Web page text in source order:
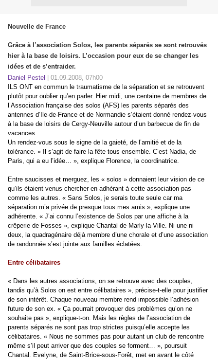
Nouvelle de France
Grâce à l’association Solos, les parents séparés se sont retrouvés
hier à la base de loisirs. L’occasion pour eux de se changer les
idées et de s’entraider.
Daniel Pestel
| 01.09.2008, 07h00
ILS ONT en commun le traumatisme de la séparation et se retrouvent
plutôt pour oublier qu’en parler. Hier midi, une centaine de membres de
l’Association française des solos (AFS) les parents séparés des
antennes d’Ile-de-France et de Normandie s’étaient donné rendez-vous
à la base de loisirs de Cergy-Neuville autour d’un barbecue de fin de
vacances.
Un rendez-vous sous le signe de la gaieté, de l’amitié et de la
tolérance. « Il s’agit de faire la fête tous ensemble. C’est Nadia, de
Paris, qui a eu l’idée… », explique Florence, la coordinatrice.
Entre saucisses et merguez, les « solos » donnaient leur vision de ce
qu’ils étaient venus chercher en adhérant à cette association pas
comme les autres. « Sans Solos, je serais toute seule car ma
séparation m’a privée de presque tous mes amis », explique une
adhérente. « J’ai connu l’existence de Solos par une affiche à la
crêperie de Fosses », explique Chantal de Marly-la-Ville. Ni une ni
deux, la quadragénaire déjà membre d’une chorale et d’une association
de randonnée s’est jointe aux familles éclatées.
Entre célibataires
« Dans les autres associations, on se retrouve avec des couples,
tandis qu’à Solos on est entre célibataires », précise-t-elle pour justifier
de son intérêt. Chaque nouveau membre rend impossible l’adhésion
future de son ex. « Ça pourrait provoquer des problèmes qu’on ne
souhaite pas », explique-t-on. Mais les règles de l’association de
parents séparés ne sont pas trop strictes puisqu’elle accepte les
célibataires. « Nous ne sommes pas pour autant un club de rencontre
même s’il peut arriver que des couples se forment… », poursuit
Chantal. Evelyne, de Saint-Brice-sous-Forêt, met en avant le côté